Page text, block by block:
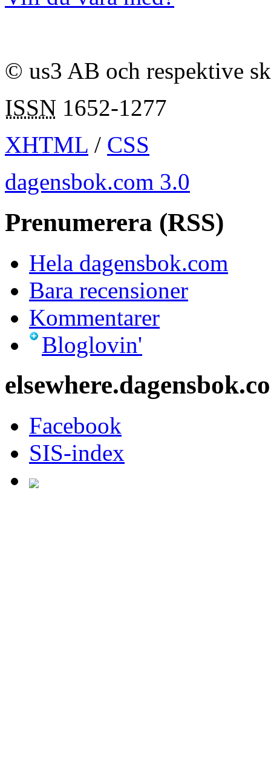
© us3 AB och respektive
ISSN 1652-1277
XHTML / CSS
dagensbok.com 3.0
Prenumerera (RSS)
Hela dagensbok.com
Bara recensioner
Kommentarer
Bloglovin'
Facebook
SIS-index